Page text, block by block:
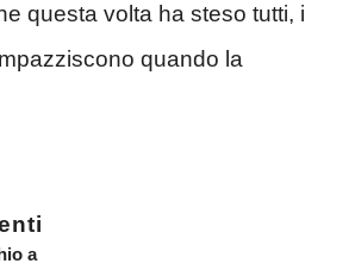
questa volta ha steso tutti, i
quando la
a